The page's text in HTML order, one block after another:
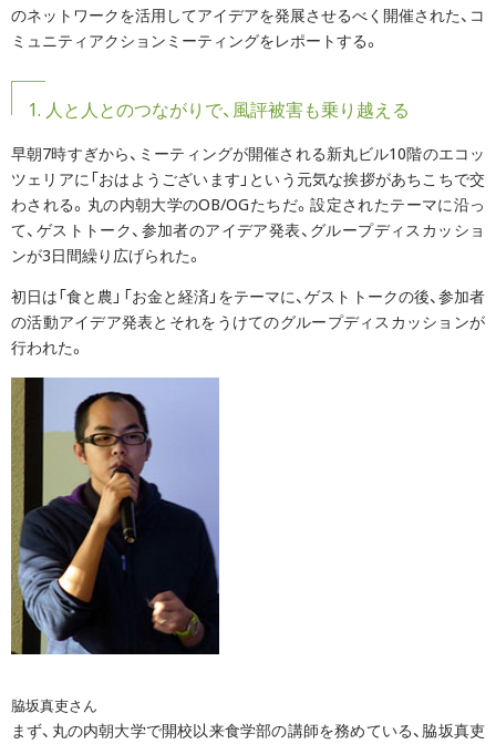
のネットワークを活用してアイデアを発展させるべく開催された、コ
ミュニティアクションミーティングをレポートする。
1. 人と人とのつながりで、風評被害も乗り越える
早朝7時すぎから、ミーティングが開催される新丸ビル10階のエコッ
ツェリアに「おはようございます」という元気な挨拶があちこちで交
わされる。丸の内朝大学のOB/OGたちだ。設定されたテーマに沿っ
て、ゲストトーク、参加者のアイデア発表、グループディスカッショ
ンが3日間繰り広げられた。
初日は「食と農」「お金と経済」をテーマに、ゲストトークの後、参加者
の活動アイデア発表とそれをうけてのグループディスカッションが
行われた。
脇坂真吏さん
まず、丸の内朝大学で開校以来食学部の講師を務めている、脇坂真吏